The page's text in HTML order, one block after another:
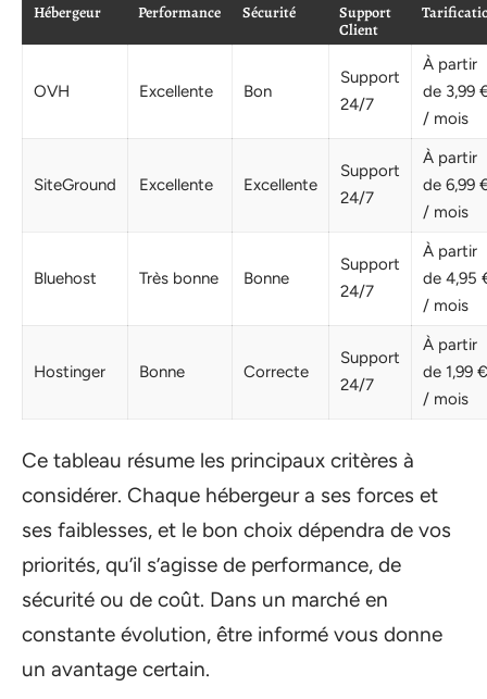
Hébergeur Performance Sécurité
Support
Client
OVH Excellente Bon
Support
24/7
À partir
de 3,99
/ mois
SiteGround Excellente Excellente
Support
24/7
À partir
de 6,99
/ mois
Bluehost Très bonne Bonne
Support
24/7
À partir
de 4,95
/ mois
Hostinger Bonne Correcte
Support
24/7
À partir
de 1,99 €
/ mois
Ce tableau résume les principaux critères à
considérer. Chaque hébergeur a ses forces et
ses faiblesses, et le bon choix dépendra de vos
priorités, qu’il s’agisse de performance, de
sécurité ou de coût. Dans un marché en
constante évolution, être informé vous donne
un avantage certain.